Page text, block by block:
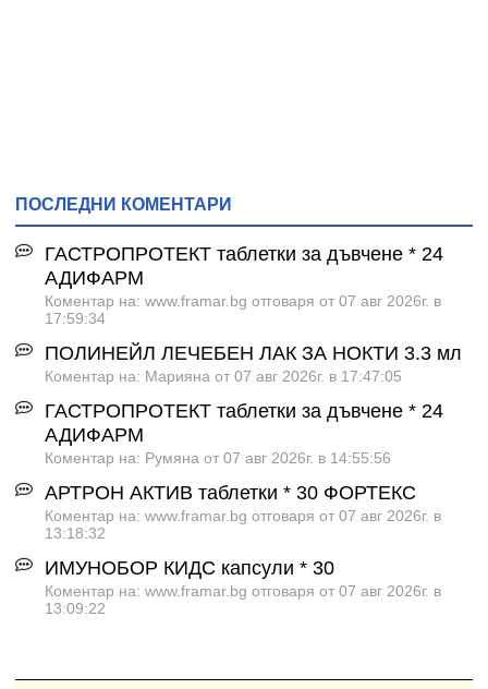
ПОСЛЕДНИ КОМЕНТАРИ
ГАСТРОПРОТЕКТ таблетки за дъвчене * 24
АДИФАРМ
Коментар на: www.framar.bg отговаря от 07 авг 2026г. в
17:59:34
ПОЛИНЕЙЛ ЛЕЧЕБЕН ЛАК ЗА НОКТИ 3.3 мл
Коментар на: Марияна от 07 авг 2026г. в 17:47:05
ГАСТРОПРОТЕКТ таблетки за дъвчене * 24
АДИФАРМ
Коментар на: Румяна от 07 авг 2026г. в 14:55:56
АРТРОН АКТИВ таблетки * 30 ФОРТЕКС
Коментар на: www.framar.bg отговаря от 07 авг 2026г. в
13:18:32
ИМУНОБОР КИДС капсули * 30
Коментар на: www.framar.bg отговаря от 07 авг 2026г. в
13:09:22